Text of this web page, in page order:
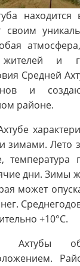
своим
и
Средней
и
районе.
зимами. Лето
температура
дни. Зимы
может
+10°C.
Ахтубы